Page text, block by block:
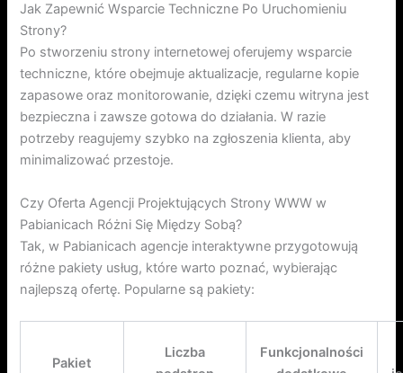
Jak Zapewnić Wsparcie Techniczne Po Uruchomieniu
Strony?
Po stworzeniu strony internetowej oferujemy wsparcie
techniczne, które obejmuje aktualizacje, regularne kopie
zapasowe oraz monitorowanie, dzięki czemu witryna jest
bezpieczna i zawsze gotowa do działania. W razie
potrzeby reagujemy szybko na zgłoszenia klienta, aby
minimalizować przestoje.
Czy Oferta Agencji Projektujących Strony WWW w
Pabianicach Różni Się Między Sobą?
Tak, w Pabianicach agencje interaktywne przygotowują
różne pakiety usług, które warto poznać, wybierając
najlepszą ofertę. Popularne są pakiety:
Pakiet
Liczba
Funkcjonalności